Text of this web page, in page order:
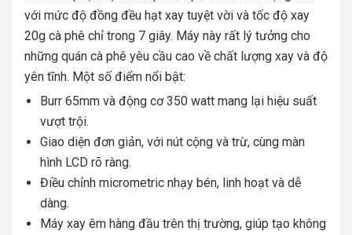
với mức độ đồng đều hạt xay tuyệt vời và tốc độ xay
20g cà phê chỉ trong 7 giây. Máy này rất lý tưởng cho
những quán cà phê yêu cầu cao về chất lượng xay và độ
yên tĩnh. Một số điểm nổi bật:
Burr 65mm và động cơ 350 watt mang lại hiệu suất
vượt trội.
Giao diện đơn giản, với nút cộng và trừ, cùng màn
hình LCD rõ ràng.
Điều chỉnh micrometric nhạy bén, linh hoạt và dễ
dàng.
Máy xay êm hàng đầu trên thị trường, giúp tạo không